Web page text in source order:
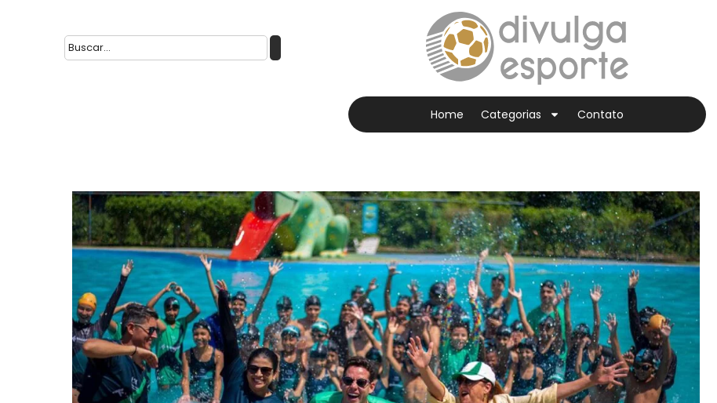
Home Categorias Contato